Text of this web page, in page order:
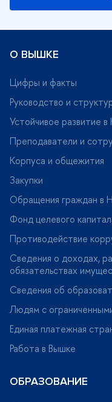
О ВЫШКЕ
Цифры и факты
Руководство и
Устойчивое развитие
Преподаватели и
Корпуса и общежития
Закупки
Обращения граждан
Фонд целевого
Противодействие
Сведения о доходах,
обязательствах
Сведения об
Людям с
Единая платежная
Работа в Вышке
ОБРАЗОВАНИЕ